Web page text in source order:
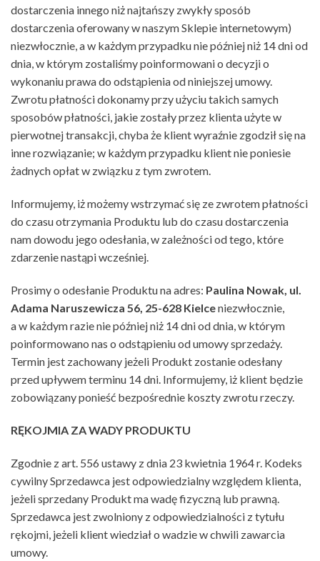
dostarczenia innego niż najtańszy zwykły sposób
dostarczenia oferowany w naszym Sklepie internetowym)
niezwłocznie, a w każdym przypadku nie później niż 14 dni od
dnia, w którym zostaliśmy poinformowani o decyzji o
wykonaniu prawa do odstąpienia od niniejszej umowy.
Zwrotu płatności dokonamy przy użyciu takich samych
sposobów płatności, jakie zostały przez klienta użyte w
pierwotnej transakcji, chyba że klient wyraźnie zgodził się na
inne rozwiązanie; w każdym przypadku klient nie poniesie
żadnych opłat w związku z tym zwrotem.
Informujemy, iż możemy wstrzymać się ze zwrotem płatności
do czasu otrzymania Produktu lub do czasu dostarczenia
nam dowodu jego odesłania, w zależności od tego, które
zdarzenie nastąpi wcześniej.
Prosimy o odesłanie Produktu na adres: Paulina Nowak, ul.
Adama Naruszewicza 56, 25-628 Kielceniezwłocznie,
a w każdym razie nie później niż 14 dni od dnia, w którym
poinformowano nas o odstąpieniu od umowy sprzedaży.
Termin jest zachowany jeżeli Produkt zostanie odesłany
przed upływem terminu 14 dni. Informujemy, iż klient będzie
zobowiązany ponieść bezpośrednie koszty zwrotu rzeczy.
RĘKOJMIA ZA WADY PRODUKTU
Zgodnie z art. 556 ustawy z dnia 23 kwietnia 1964 r. Kodeks
cywilny Sprzedawca jest odpowiedzialny względem klienta,
jeżeli sprzedany Produkt ma wadę fizyczną lub prawną.
Sprzedawca jest zwolniony z odpowiedzialności z tytułu
rękojmi, jeżeli klient wiedział o wadzie w chwili zawarcia
umowy.